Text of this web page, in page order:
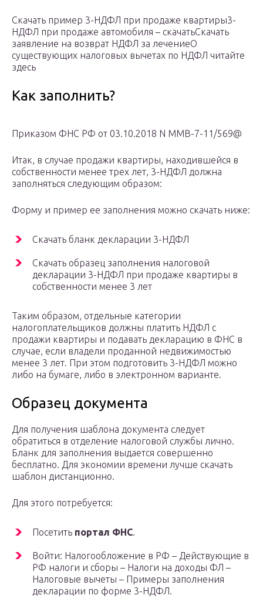
Скачать пример 3-НДФЛ при продаже квартиры3-
НДФЛ при продаже автомобиля – скачатьСкачать
заявление на возврат НДФЛ за лечениеО
существующих налоговых вычетах по НДФЛ читайте
здесь
Как заполнить?
Приказом ФНС РФ от 03.10.2018 N ММВ-7-11/569@
Итак, в случае продажи квартиры, находившейся в
собственности менее трех лет, 3-НДФЛ должна
заполняться следующим образом:
Форму и пример ее заполнения можно скачать ниже:
Скачать бланк декларации 3-НДФЛ
Скачать образец заполнения налоговой
декларации 3-НДФЛ при продаже квартиры в
собственности менее 3 лет
Таким образом, отдельные категории
налогоплательщиков должны платить НДФЛ с
продажи квартиры и подавать декларацию в ФНС в
случае, если владели проданной недвижимостью
менее 3 лет. При этом подготовить 3-НДФЛ можно
либо на бумаге, либо в электронном варианте.
Образец документа
Для получения шаблона документа следует
обратиться в отделение налоговой службы лично.
Бланк для заполнения выдается совершенно
бесплатно. Для экономии времени лучше скачать
шаблон дистанционно.
Для этого потребуется:
Посетить портал ФНС.
Войти: Налогообложение в РФ – Действующие в
РФ налоги и сборы – Налоги на доходы ФЛ –
Налоговые вычеты – Примеры заполнения
декларации по форме 3-НДФЛ.